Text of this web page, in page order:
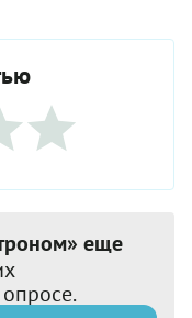
еще